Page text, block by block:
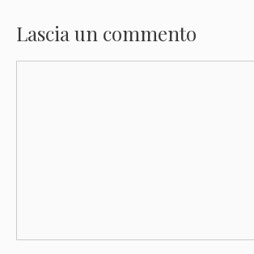
Lascia un commento